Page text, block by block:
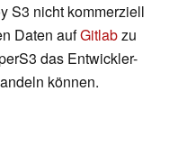
S3 nicht kommerziell
Daten aufGitlabzu
das Entwickler-
können.